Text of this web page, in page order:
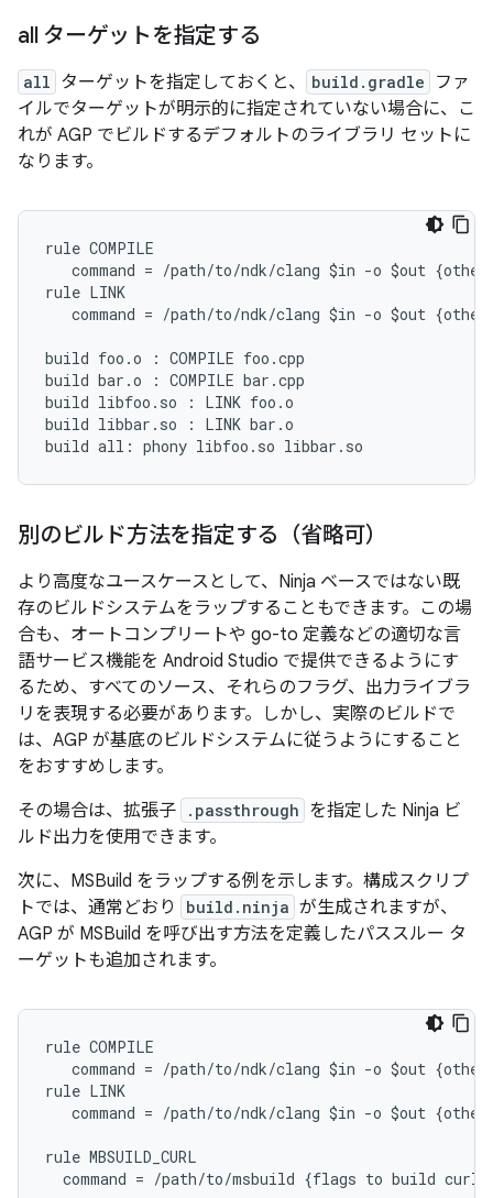
all ターゲットを指定する
all ターゲットを指定しておくと、 build.gradle
ファ
イルでターゲットが明示的に指定されていない場合に、こ
れが AGP でビルドするデフォルトのライブラリ セットに
なります。
rule COMPILE
command = /path/to/ndk/clang $in -o $out {other
rule LINK
command = /path/to/ndk/clang $in -o $out {other
build foo.o : COMPILE foo.cpp
build bar.o : COMPILE bar.cpp
build libfoo.so : LINK foo.o
build libbar.so : LINK bar.o
別のビルド方法を指定する（省略可）
より高度なユースケースとして、Ninja ベースではない既
存のビルドシステムをラップすることもできます。この場
合も、オートコンプリートや go-to 定義などの適切な言
語サービス機能を Android Studio で提供できるようにす
るため、すべてのソース、それらのフラグ、出力ライブラ
リを表現する必要があります。しかし、実際のビルドで
は、AGP が基底のビルドシステムに従うようにすること
をおすすめします。
その場合は、拡張子
.passthrough を指定した Ninja ビ
ルド出力を使用できます。
次に、MSBuild をラップする例を示します。構成スクリプ
トでは、通常どおり
build.ninja が生成されますが、
AGP が MSBuild を呼び出す方法を定義したパススルー タ
ーゲットも追加されます。
rule COMPILE
command = /path/to/ndk/clang $in -o $out {other
rule LINK
command = /path/to/ndk/clang $in -o $out {other
rule MBSUILD_CURL
command = /path/to/msbuild {flags to build curl